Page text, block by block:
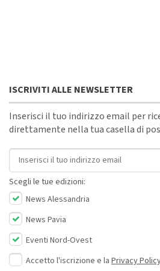
ISCRIVITI ALLE NEWSLETTER
Inserisci il tuo indirizzo email per
direttamente nella tua casella di
Indirizzo email
Scegli le tue edizioni:
News Alessandria
News Pavia
Eventi Nord-Ovest
Accetto l'iscrizione e la Privacy